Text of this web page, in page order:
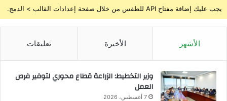
ص
يجب عليك إضافة مفتاح API للطقس من خلال صفحة إعدادات القالب > الدمج.
الأشهر الأخيرة تعليقات
وزير التخطيط: الزراعة قطاع محوري لتوفير فرص
العمل
7 أغسطس، 2026